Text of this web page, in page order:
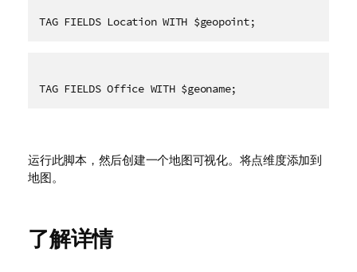
TAG FIELDS Location WITH $geopoint;
TAG FIELDS Office WITH $geoname;
运行此脚本，然后创建一个地图可视化。将点维度添加到
地图。
了解详情